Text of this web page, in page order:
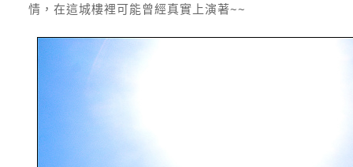
情，在這城樓裡可能曾經真實上演著~~